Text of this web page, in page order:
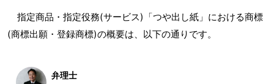
指定商品・指定役務(サービス)「つや出し紙」における商標
(商標出願・登録商標)の概要は、以下の通りです。
弁理士